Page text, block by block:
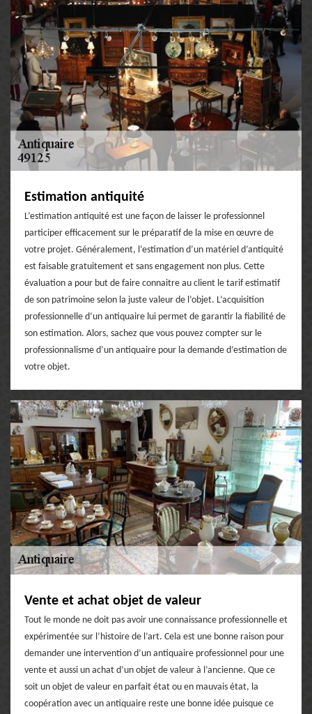
Estimation antiquité
L’estimation antiquité est une façon de laisser le professionnel
participer efficacement sur le préparatif de la mise en œuvre de
votre projet. Généralement, l’estimation d’un matériel d’antiquité
est faisable gratuitement et sans engagement non plus. Cette
évaluation a pour but de faire connaitre au client le tarif estimatif
de son patrimoine selon la juste valeur de l’objet. L’acquisition
professionnelle d’un antiquaire lui permet de garantir la fiabilité de
son estimation. Alors, sachez que vous pouvez compter sur le
professionnalisme d’un antiquaire pour la demande d’estimation de
votre objet.
Vente et achat objet de valeur
Tout le monde ne doit pas avoir une connaissance professionnelle et
expérimentée sur l’histoire de l’art. Cela est une bonne raison pour
demander une intervention d’un antiquaire professionnel pour une
vente et aussi un achat d’un objet de valeur à l’ancienne. Que ce
soit un objet de valeur en parfait état ou en mauvais état, la
coopération avec un antiquaire reste une bonne idée puisque ce